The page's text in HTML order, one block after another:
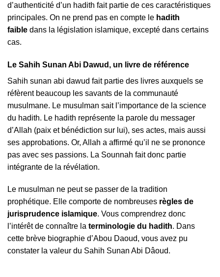
d’authenticité d’un hadith fait partie de ces caractéristiques
principales. On ne prend pas en compte le hadith
faible dans la législation islamique, excepté dans certains
cas.
Le Sahih Sunan Abi Dawud, un livre de référence
Sahih sunan abi dawud fait partie des livres auxquels se
réfèrent beaucoup les savants de la communauté
musulmane. Le musulman sait l’importance de la science
du hadith. Le hadith représente la parole du messager
d’Allah (paix et bénédiction sur lui), ses actes, mais aussi
ses approbations. Or, Allah a affirmé qu’il ne se prononce
pas avec ses passions. La Sounnah fait donc partie
intégrante de la révélation.
Le musulman ne peut se passer de la tradition
prophétique. Elle comporte de nombreuses règles de
jurisprudence islamique. Vous comprendrez donc
l’intérêt de connaître la terminologie du hadith. Dans
cette brève biographie d’Abou Daoud, vous avez pu
constater la valeur du Sahih Sunan Abi Dâoud.